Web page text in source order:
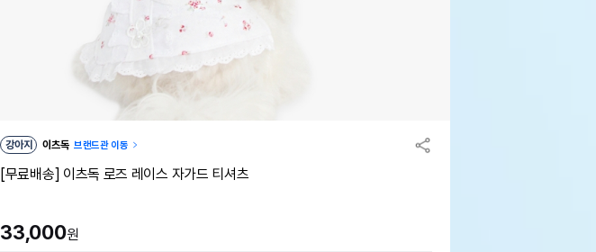
강아지 이츠독 브랜드관 이동
[무료배송] 이츠독 로즈 레이스 자가드 티셔츠
33,000원